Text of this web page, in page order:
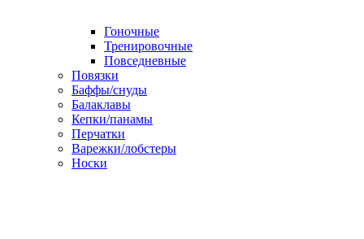
Гоночные
Тренировочные
Повседневные
Повязки
Баффы/снуды
Балаклавы
Кепки/панамы
Перчатки
Варежки/лобстеры
Носки